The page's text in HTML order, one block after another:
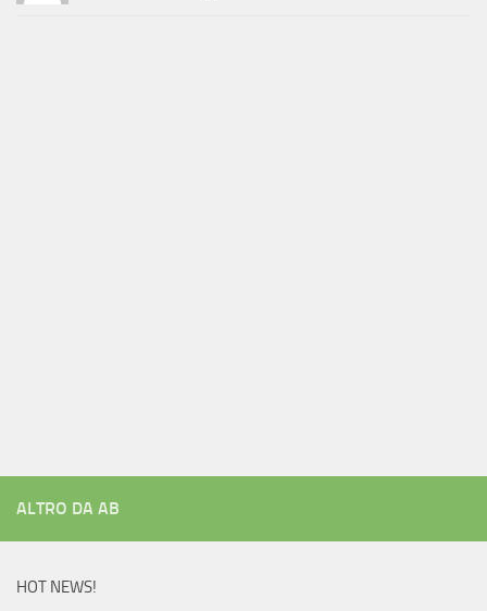
ALTRO DA AB
HOT NEWS!